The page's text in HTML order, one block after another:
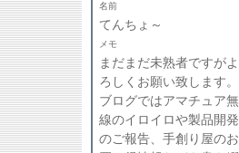
名前
てんちょ～
メモ
まだまだ未熟者ですがよ
ろしくお願い致します。
ブログではアマチュア無
線のイロイロや製品開発
のご報告、手創り屋のお